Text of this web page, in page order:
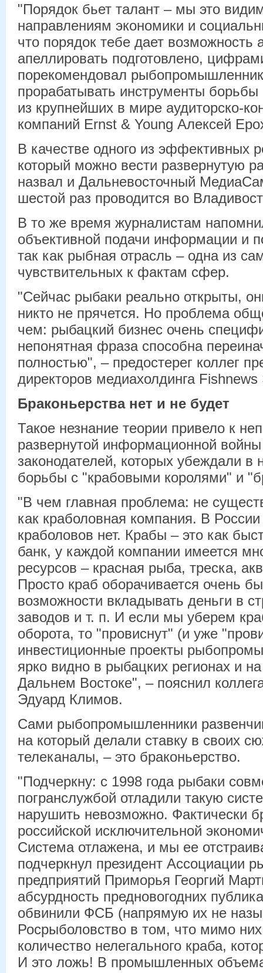
"Порядок бьет талант – мы это
направлениям экономики и
что порядок тебе дает возможность
апеллировать подготовлено,
порекомендовал
прорабатывать инструменты борьбы
из крупнейших в мире аудиторско-
компаний Ernst & Young Алексей
В качестве одного из эффективных
который можно вести развернутую
назвал и Дальневосточный
шестой раз проводится во
В то же время журналистам
объективной подачи информации и
так как рыбная отрасль – одна из
чувствительных к фактам сфер.
"Сейчас рыбаки реально открыты,
никто не прячется. Но проблема
чем: рыбацкий бизнес очень
непонятная фраза способна
полностью", – предостерег коллег
директоров медиахолдинга
Браконьерства нет и не будет
Такое незнание теории привело к
развернутой информационной
законодателей, которых убеждали в
борьбы с "крабовыми королями" и
"В чем главная проблема: не
как краболовная компания. В
краболовов нет. Крабы – это как
банк, у каждой компании имеется
ресурсов – красная рыба, треска,
Просто краб оборачивается очень
возможности вкладывать деньги в
заводов и т. п. И если мы уберем
оборота, то "провиснут" (и уже
инвестиционные проекты
ярко видно в рыбацких регионах и
Дальнем Востоке", – пояснил
Эдуард Климов.
Сами рыбопромышленники
на который делали ставку в своих
телеканалы, – это браконьерство.
"Подчеркну: с 1998 года рыбаки
погранслужбой отладили такую
нарушить невозможно. Фактически
российской исключительной
Система отлажена, и мы ее
подчеркнул президент Ассоциации
предприятий Приморья Георгий
абсурдность предновогодних
обвинили ФСБ (напрямую их не
Росрыболовство в том, что мимо
количество нелегального краба,
И это ложь! В промышленных